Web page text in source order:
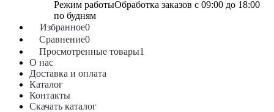
Режим работыОбработка заказов с 09:00 до 18:00
по будням
Избранное0
Сравнение0
Просмотренные товары1
О нас
Доставка и оплата
Каталог
Контакты
Скачать каталог